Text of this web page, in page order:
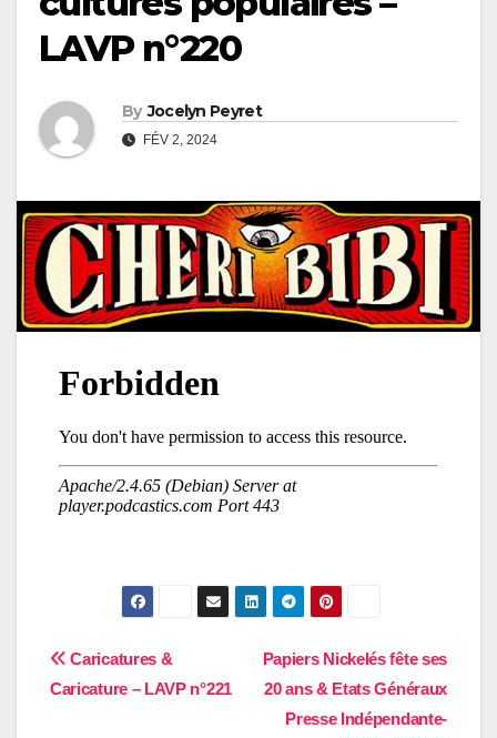
LAVP n°220
By Jocelyn Peyret
FÉV 2, 2024
Navigation
Papiers Nickelés fête ses
20 ans & Etats Généraux
Presse Indépendante-
Caricatures &
Caricature – LAVP n°221